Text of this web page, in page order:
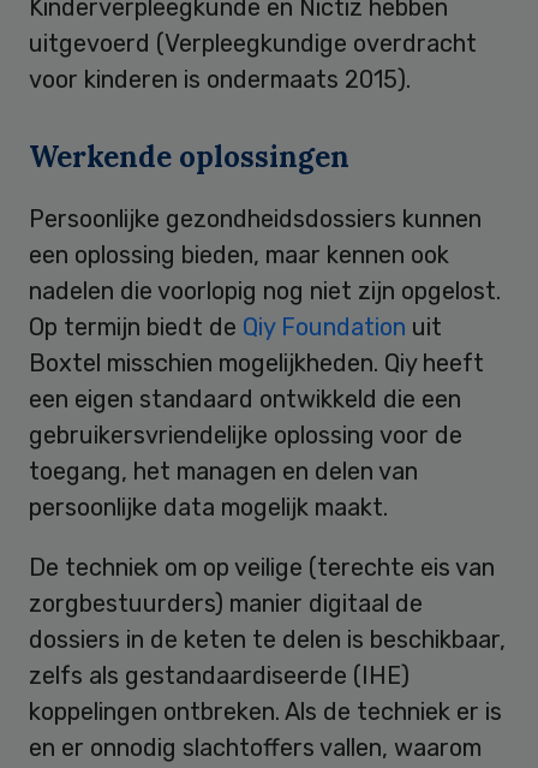
Kinderverpleegkunde en Nictiz hebben
uitgevoerd (Verpleegkundige overdracht
voor kinderen is ondermaats 2015).
Werkende oplossingen
Persoonlijke gezondheidsdossiers kunnen
een oplossing bieden, maar kennen ook
nadelen die voorlopig nog niet zijn opgelost.
Op termijn biedt de Qiy Foundation uit
Boxtel misschien mogelijkheden. Qiy heeft
een eigen standaard ontwikkeld die een
gebruikersvriendelijke oplossing voor de
toegang, het managen en delen van
persoonlijke data mogelijk maakt.
De techniek om op veilige (terechte eis van
zorgbestuurders) manier digitaal de
dossiers in de keten te delen is beschikbaar,
zelfs als gestandaardiseerde (IHE)
koppelingen ontbreken. Als de techniek er is
en er onnodig slachtoffers vallen, waarom